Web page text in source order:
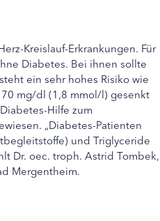
Kreislauf-Erkrankungen. Für
Diabetes. Bei ihnen sollte
ein sehr hohes Risiko wie
mg/dl (1,8 mmol/l) gesenkt
Hilfe zum
„Diabetes-Patienten
und Triglyceride
Dr. oec. troph. Astrid Tombek,
Mergentheim.